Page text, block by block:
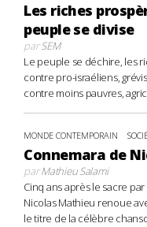
Les riches
peuple se divise
parSEM
Le peuple se déchire, les
contre pro-israéliens,
contre moins pauvres,
MONDE CONTEMPORAIN
Connemara de
parMathieu Salami
Cinq ans après le sacre
Nicolas Mathieu renoue
le titre de la célèbre